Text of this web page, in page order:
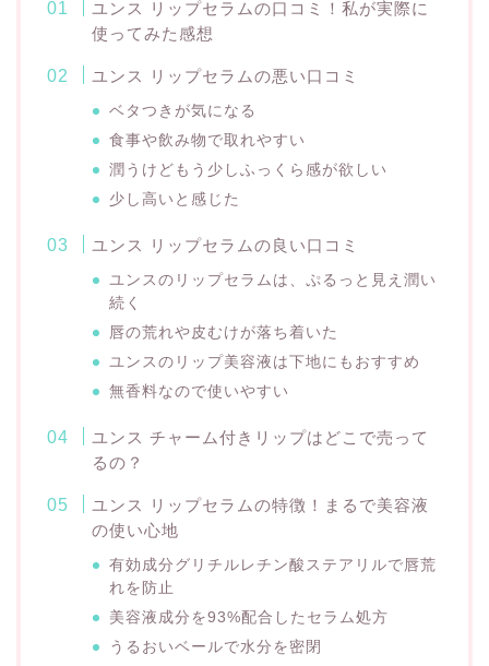
ユンス リップセラムの口コミ！私が実際に
使ってみた感想
ユンス リップセラムの悪い口コミ
ベタつきが気になる
食事や飲み物で取れやすい
潤うけどもう少しふっくら感が欲しい
少し高いと感じた
ユンス リップセラムの良い口コミ
ユンスのリップセラムは、ぷるっと見え潤い
続く
唇の荒れや皮むけが落ち着いた
ユンスのリップ美容液は下地にもおすすめ
無香料なので使いやすい
ユンス チャーム付きリップはどこで売って
るの？
ユンス リップセラムの特徴！まるで美容液
の使い心地
有効成分グリチルレチン酸ステアリルで唇荒
れを防止
美容液成分を93%配合したセラム処方
うるおいベールで水分を密閉